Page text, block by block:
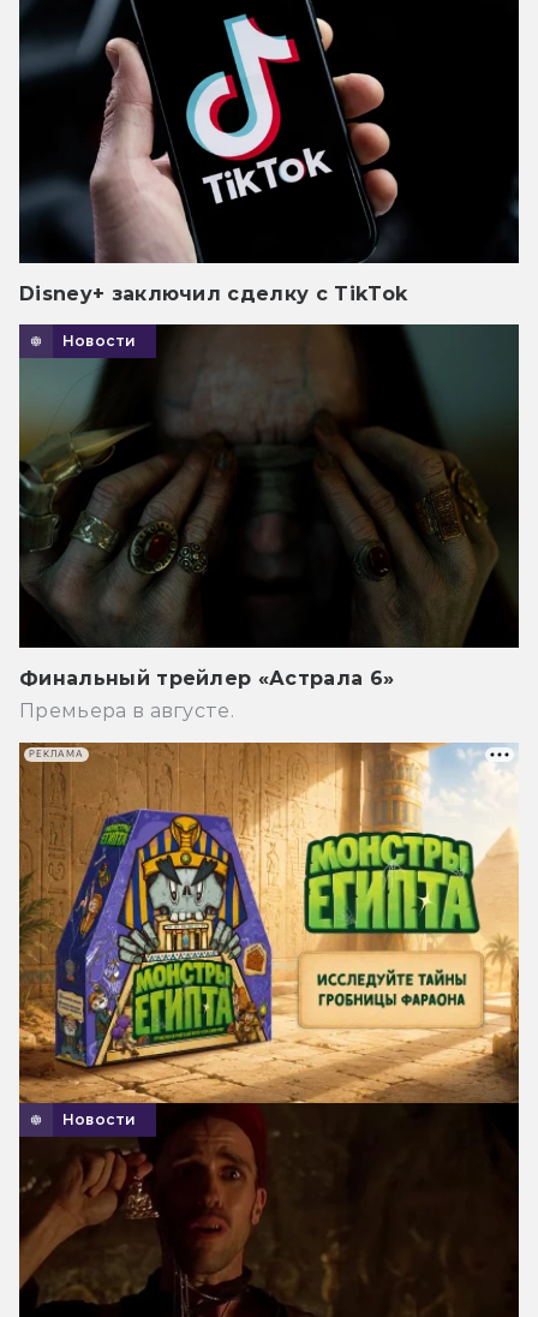
Disney+ заключил сделку с TikTok
Новости
Финальный трейлер «Астрала 6»
Премьера в августе.
Новости
РЕКЛАМА